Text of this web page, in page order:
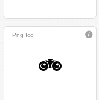
Png Ico